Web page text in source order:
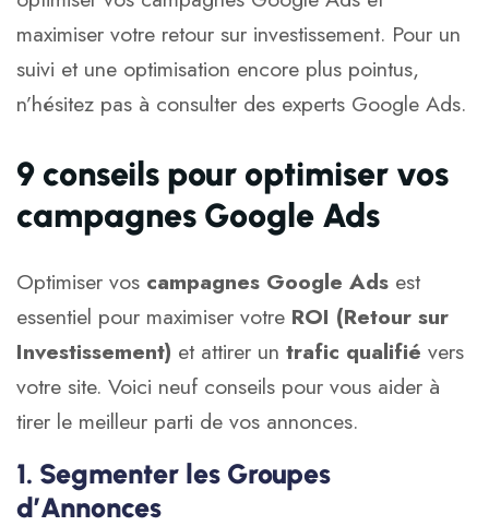
maximiser votre retour sur investissement. Pour un
suivi et une optimisation encore plus pointus,
n’hésitez pas à consulter des experts Google Ads.
9 conseils pour optimiser vos
campagnes Google Ads
Optimiser vos campagnes Google Ads est
essentiel pour maximiser votre ROI (Retour sur
Investissement) et attirer un trafic qualifié vers
votre site. Voici neuf conseils pour vous aider à
tirer le meilleur parti de vos annonces.
1. Segmenter les Groupes
d’Annonces